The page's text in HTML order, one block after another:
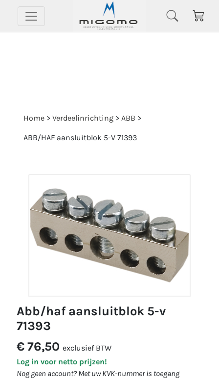
Home > Verdeelinrichting > ABB >
ABB/HAF aansluitblok 5-V 71393
abb/haf aansluitblok 5-v
71393
€ 76,50 exclusief BTW
Log in voor netto prijzen!
Nog geen account? Met uw KVK-nummer is toegang